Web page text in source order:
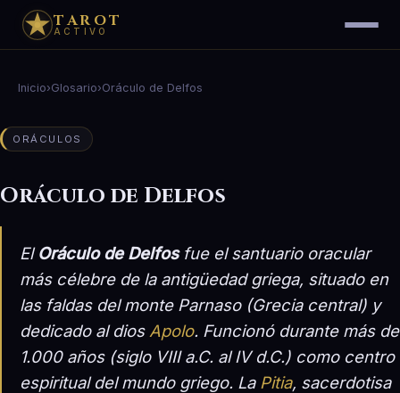
TAROT
ACTIVO
Inicio›Glosario›Oráculo de Delfos
ORÁCULOS
Oráculo de Delfos
ElOráculo de Delfosfue el santuario oracular
más célebre de la antigüedad griega, situado en
las faldas del monte Parnaso (Grecia central) y
dedicado al dios Apolo. Funcionó durante más de
1.000 años (siglo VIII a.C. al IV d.C.) como centro
espiritual del mundo griego. La Pitia, sacerdotisa